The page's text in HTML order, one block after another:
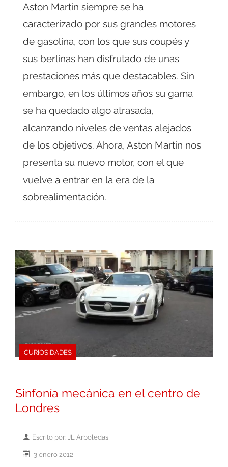
Aston Martin siempre se ha
caracterizado por sus grandes motores
de gasolina, con los que sus coupés y
sus berlinas han disfrutado de unas
prestaciones más que destacables. Sin
embargo, en los últimos años su gama
se ha quedado algo atrasada,
alcanzando niveles de ventas alejados
de los objetivos. Ahora, Aston Martin nos
presenta su nuevo motor, con el que
vuelve a entrar en la era de la
sobrealimentación.
CURIOSIDADES
Sinfonía mecánica en el centro de
Londres
Escrito por: JL Arboledas
3 enero 2012